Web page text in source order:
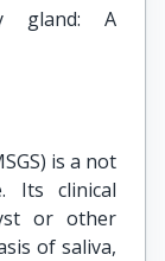
gland: A
is a not
Its clinical
or other
of saliva,